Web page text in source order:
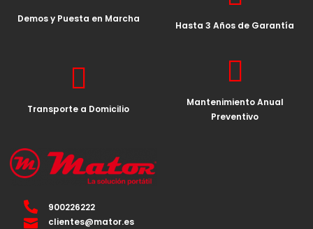
Demos y Puesta en Marcha
Hasta 3 Años de Garantía
Transporte a Domicilio
Mantenimiento Anual
Preventivo
900226222
clientes@mator.es